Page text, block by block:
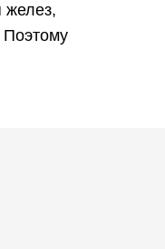
желез,
Поэтому